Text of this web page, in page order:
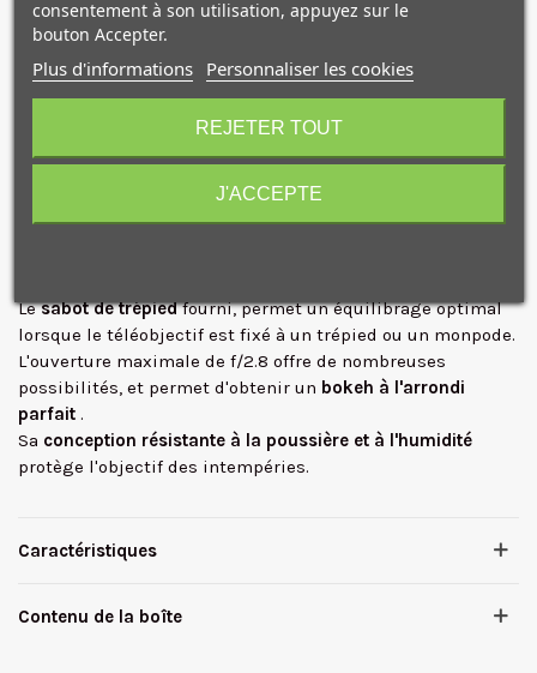
travaillez dans des conditions d'éclairage intense et de
contre-jour.
Leslentilles en verre ED, Super ED et SRpermettent
d'atténuer les aberrations chromatiques.
boutons Fn personnalisables, la bague Fn et le bouton
rapidement les paramètres d'exposition, la position de
mise au point et d'autres fonctions personnalisables. Vous
Lesabot de trépiedfourni, permet un équilibrage optimal
lorsque le téléobjectif est fixé à un trépied ou un monpode.
L'ouverture maximale de f/2.8 offre de nombreuses
possibilités, et permet d'obtenir un bokeh à l'arrondi
parfait .
Sa conception résistante à la poussière et à l'humidité
protège l'objectif des intempéries.
Caractéristiques
Contenu de la boîte
consentement à son utilisation, appuyez sur le
bouton Accepter.
Plus d'informations Personnaliser les cookies
REJETER TOUT
J'ACCEPTE
10€ OFFERTS sur votre
premier achat !
J'accepte de recevoir des SMS de la part de la marque.
Obtenir mon code promo.